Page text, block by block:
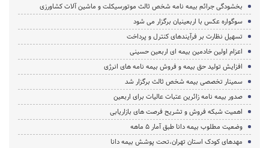
بخشودگی جرائم بیمه نامه شخص ثالث موتورسیکلت و ماشین آلات کشاورزی
سوگواره عکس با اربعینیان برگزار می شود
تسهیل نظارت بر فرآیندهای کنترل و پرداخت
اعزام اولین خادمین بیمه ای اربعین حسینی
افزایش تولید حق بیمه و فروش بیمه نامه های انرژی
سمینار تخصصی بیمه شخص ثالث برگزار شد
صدور بیمه نامه زائرین عتبات عالیات برای اربعین
اهمیت شبکه فروش و تشریح فرصت های بازاریابی
وضعیت مطلوب بیمه دانا طبق آمار 5 ماهه
مهدهای کودک استان تهران،تحت پوشش بیمه دانا